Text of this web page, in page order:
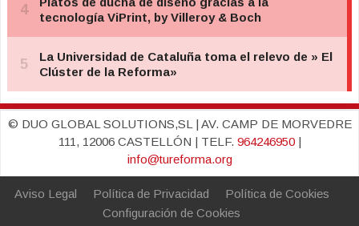
© DUO GLOBAL SOLUTIONS,SL | AV. CAMP DE MORVEDRE
111, 12006 CASTELLÓN | TELF. 964246950|
info@tureforma.org
Aviso Legal Política de Privacidad
Política de Cookies
Configuración de Cookies